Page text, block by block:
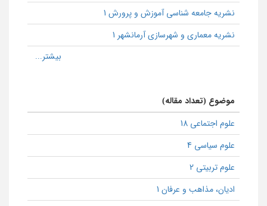
نشریه جامعه شناسی آموزش و پرورش 1
نشریه معماری و شهرسازی آرمانشهر 1
موضوع (تعداد مقاله)
علوم اجتماعی 18
علوم سیاسی 4
علوم تربیتی 2
ادیان، مذاهب و عرفان 1